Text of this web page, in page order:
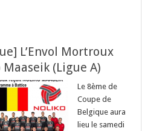
L’Envol Mortroux
(Ligue A)
Le 8ème de
Coupe de
Belgique aura
lieu le samedi